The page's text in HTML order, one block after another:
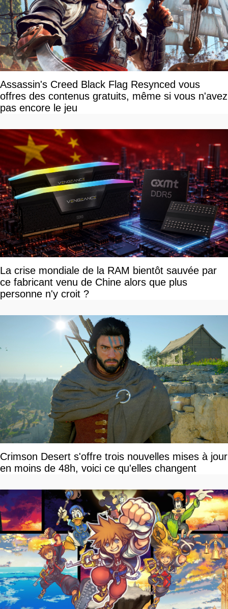
Assassin's Creed Black Flag Resynced vous
offres des contenus gratuits, même si vous n'avez
pas encore le jeu
La crise mondiale de la RAM bientôt sauvée par
ce fabricant venu de Chine alors que plus
personne n'y croit ?
Crimson Desert s'offre trois nouvelles mises à jour
en moins de 48h, voici ce qu'elles changent